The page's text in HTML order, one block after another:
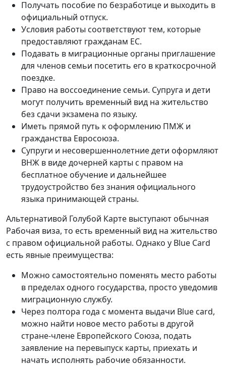
Получать пособие по безработице и выходить в
официальный отпуск.
Условия работы соответствуют тем, которые
предоставляют гражданам ЕС.
Подавать в миграционные органы приглашение
для членов семьи посетить его в краткосрочной
поездке.
Право на воссоединение семьи. Супруга и дети
могут получить временный вид на жительство
без сдачи экзамена по языку.
Иметь прямой путь к оформлению ПМЖ и
гражданства Евросоюза.
Супруги и несовершеннолетние дети оформляют
ВНЖ в виде дочерней карты с правом на
бесплатное обучение и дальнейшее
трудоустройство без знания официального
языка принимающей страны.
Альтернативой Голубой Карте выступают обычная
Рабочая виза, то есть временный вид на жительство
с правом официальной работы. Однако у Blue Card
есть явные преимущества:
Можно самостоятельно поменять место работы
в пределах одного государства, просто уведомив
миграционную службу.
Через полтора года с момента выдачи Blue card,
можно найти новое место работы в другой
стране-члене Европейского Союза, подать
заявление на перевыпуск карты, приехать и
начать исполнять рабочие обязанности.